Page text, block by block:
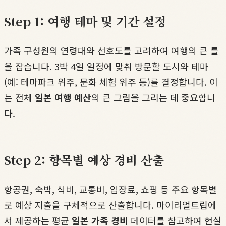
Step 1: 여행 테마 및 기간 설정
가족 구성원의 연령대와 선호도를 고려하여 여행의 큰 틀
을 잡습니다. 3박 4일 일정에 맞춰 방문할 도시와 테마
(예: 테마파크 위주, 문화 체험 위주 등)를 결정합니다. 이
는 전체 일본 여행 예산의 큰 그림을 그리는 데 중요합니
다.
Step 2: 항목별 예상 경비 산출
항공권, 숙박, 식비, 교통비, 입장료, 쇼핑 등 주요 항목별
로 예상 지출을 구체적으로 산출합니다. 마이리얼트립에
서 제공하는 평균 일본 가족 경비 데이터를 참고하여 현실